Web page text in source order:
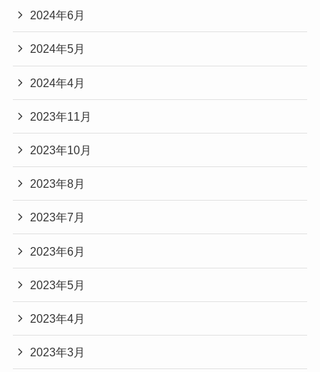
2024年6月
2024年5月
2024年4月
2023年11月
2023年10月
2023年8月
2023年7月
2023年6月
2023年5月
2023年4月
2023年3月